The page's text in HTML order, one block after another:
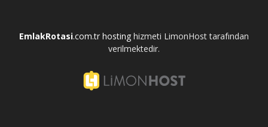
EmlakRotasi.com.tr hosting hizmeti LimonHost tarafından
verilmektedir.